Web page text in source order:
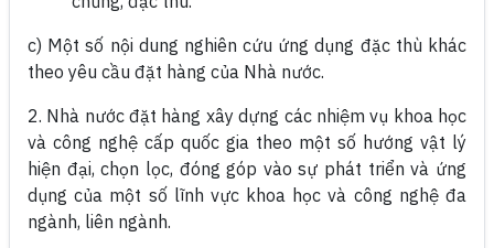
c) Một số nội dung nghiên cứu ứng dụng đặc thù khác
theo yêu cầu đặt hàng của Nhà nước.
2. Nhà nước đặt hàng xây dựng các nhiệm vụ khoa học
và công nghệ cấp quốc gia theo một số hướng vật lý
hiện đại, chọn lọc, đóng góp vào sự phát triển và ứng
dụng của một số lĩnh vực khoa học và công nghệ đa
ngành, liên ngành.